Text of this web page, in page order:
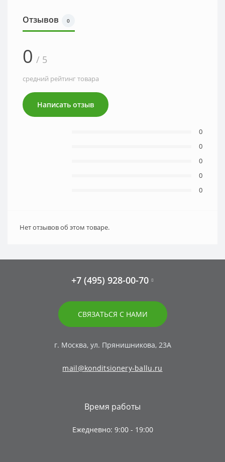
Отзывов 0
0 / 5
средний рейтинг товара
Написать отзыв
0
0
0
0
0
Нет отзывов об этом товаре.
+7 (495) 928-00-70
СВЯЗАТЬСЯ С НАМИ
г. Москва, ул. Прянишникова, 23А
mail@konditsionery-ballu.ru
Время работы
Ежедневно: 9:00 - 19:00